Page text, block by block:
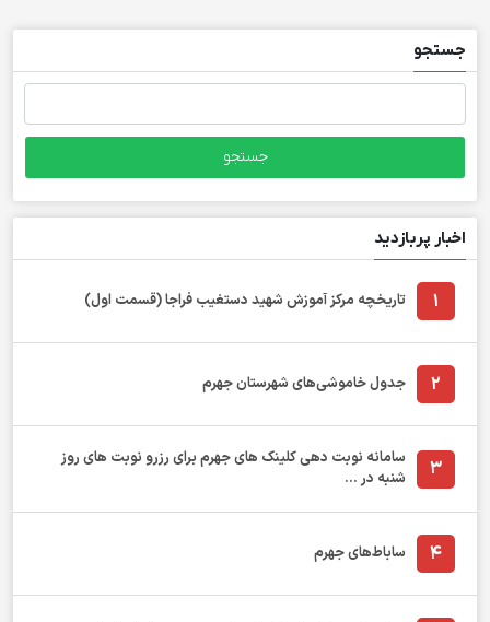
جستجو
جستجو
اخبار پربازدید
1 تاریخچه مرکز آموزش شهید دستغیب فراجا (قسمت اول)
2 جدول خاموشی‌های شهرستان جهرم
3
سامانه نوبت دهی کلینک های جهرم برای رزرو نوبت های روز
شنبه در ...
4 ساباط‌های جهرم